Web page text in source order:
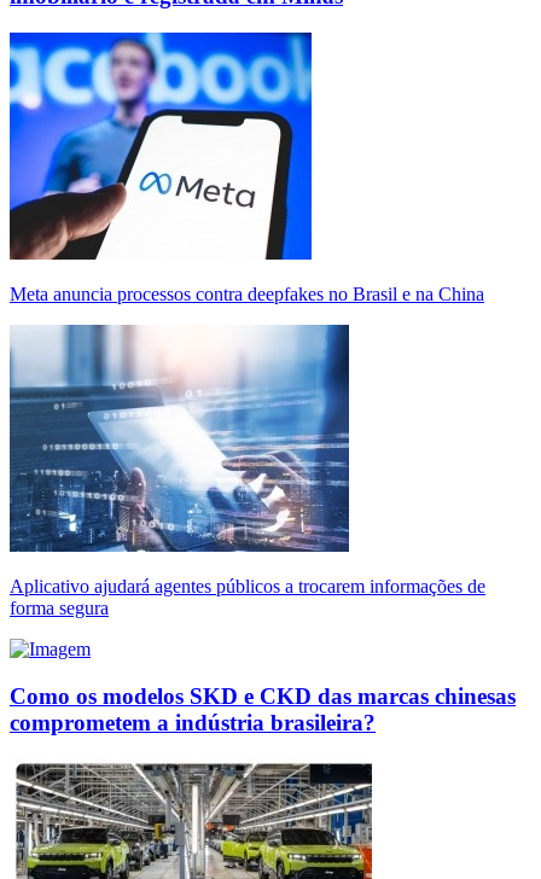
Meta anuncia processos contra deepfakes no Brasil e na China
Aplicativo ajudará agentes públicos a trocarem informações de
forma segura
Como os modelos SKD e CKD das marcas chinesas
comprometem a indústria brasileira?